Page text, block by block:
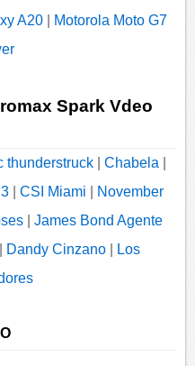
A20
Motorola Moto G7
Spark Vdeo
thunderstruck Chabela
| CSI Miami
November
| James Bond Agente
Dandy Cinzano|
Los